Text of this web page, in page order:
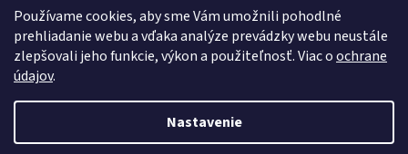
Používame cookies, aby sme Vám umožnili pohodlné
prehliadanie webu a vďaka analýze prevádzky webu neustále
zlepšovali jeho funkcie, výkon a použiteľnosť. Viac oochrane
údajov.
Nastavenie
Facebook
Vytvoril Shoptet